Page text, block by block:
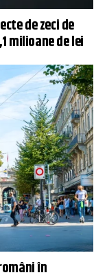
de zeci de
milioane de lei
în